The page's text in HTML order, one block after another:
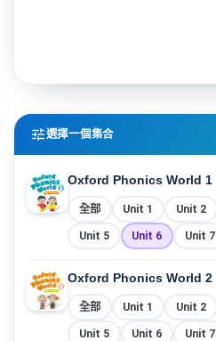
tune選擇一個集合
Oxford Phonics World 1
全部 Unit 1 Unit 2
Unit 5
Unit 6 Unit 7
Oxford Phonics World 2
全部 Unit 1 Unit 2
Unit 5
Unit 6 Unit 7